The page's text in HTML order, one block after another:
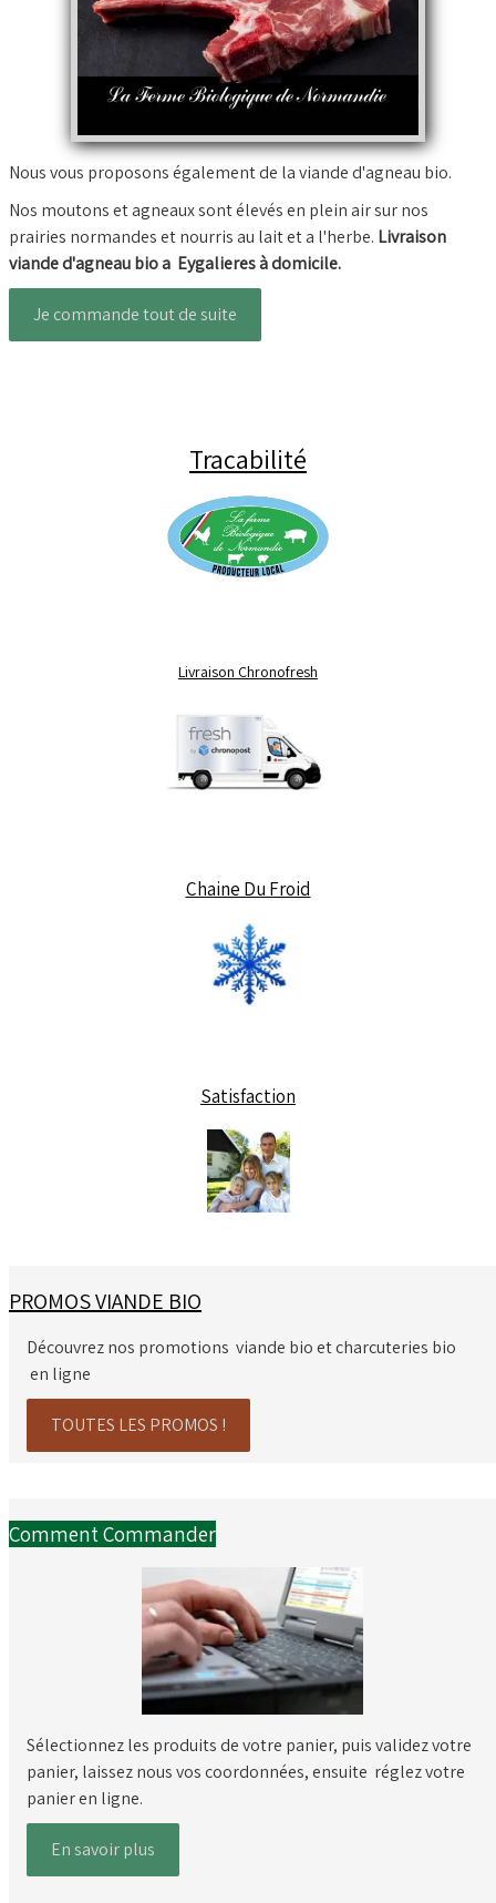
Nous vous proposons également de la viande d'agneau bio.
Nos moutons et agneaux sont élevés en plein air sur nos
prairies normandes et nourris au lait et a l'herbe. Livraison
viande d'agneau bio a Eygalieres à domicile.
Je commande tout de suite
Tracabilité
Livraison Chronofresh
Chaine Du Froid
Satisfaction
PROMOS VIANDE BIO
Découvrez nos promotions viande bio et charcuteries bio
en ligne
TOUTES LES PROMOS !
Comment Commander
Sélectionnez les produits de votre panier, puis validez votre
panier, laissez nous vos coordonnées, ensuite réglez votre
panier en ligne.
En savoir plus